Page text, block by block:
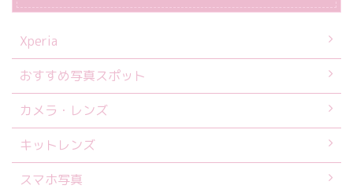
Xperia
おすすめ写真スポット
カメラ・レンズ
キットレンズ
スマホ写真